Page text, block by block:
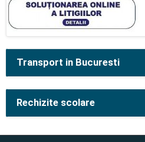
Transport in Bucuresti
Rechizite scolare